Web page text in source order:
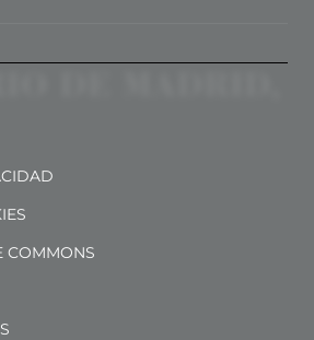
COMMONS